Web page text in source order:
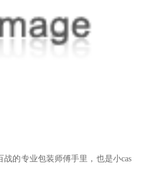
的专业包装师傅手里，也是小cas